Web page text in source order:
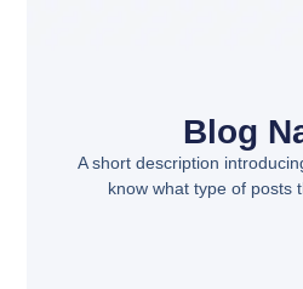
Blog
A short description
know what type of posts